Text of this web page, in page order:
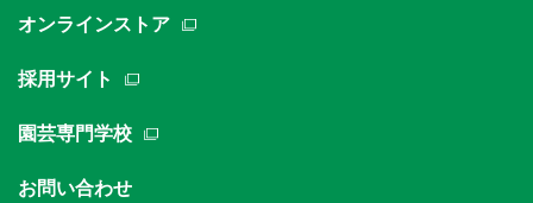
オンラインストア
採用サイト
園芸専門学校
お問い合わせ